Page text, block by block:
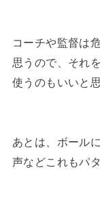
コーチや監督は
思うので、それ
使うのもいいと
あとは、ボール
声などこれもパ